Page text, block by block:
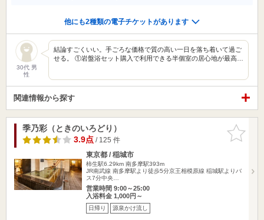
他にも2種類の電子チケットがあります
30代 男
性
結論すごくいい。手ごろな価格で質の高い一日を落ち着いて過ご
せる。 ①岩盤浴セット購入で利用できる半個室の居心地が最高…
関連情報から探す
お気に入
りに追加
季乃彩（ときのいろどり）
3.9点/ 125 件
東京都 / 稲城市
柿生駅6.29km 南多摩駅393m
JR南武線 南多摩駅より徒歩5分京王相模原線 稲城駅よりバ
ス7分中央…
営業時間 9:00～25:00
入浴料金 1,000円～
日帰り 源泉かけ流し